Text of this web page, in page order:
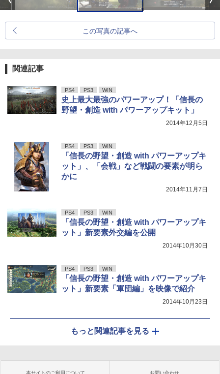
この写真の記事へ
関連記事
PS4 PS3 WIN
史上最大最強のパワーアップ！「信長の
野望・創造 with パワーアップキット」
2014年12月5日
PS4 PS3 WIN
「信長の野望・創造 with パワーアップキ
ット」、「会戦」など戦闘の要素が明ら
かに
2014年11月7日
PS4 PS3 WIN
「信長の野望・創造 with パワーアップキ
ット」新要素外交編を公開
2014年10月30日
PS4 PS3 WIN
「信長の野望・創造 with パワーアップキ
ット」新要素「軍団編」を映像で紹介
2014年10月23日
もっと関連記事を見る
本サイトのご利用について お問い合わせ